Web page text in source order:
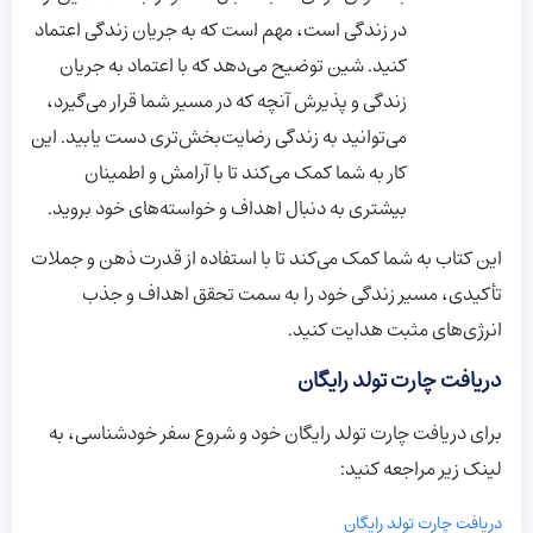
در زندگی است، مهم است که به جریان زندگی اعتماد
کنید. شین توضیح می‌دهد که با اعتماد به جریان
زندگی و پذیرش آنچه که در مسیر شما قرار می‌گیرد،
می‌توانید به زندگی رضایت‌بخش‌تری دست یابید. این
کار به شما کمک می‌کند تا با آرامش و اطمینان
بیشتری به دنبال اهداف و خواسته‌های خود بروید.
این کتاب به شما کمک می‌کند تا با استفاده از قدرت ذهن و جملات
تأکیدی، مسیر زندگی خود را به سمت تحقق اهداف و جذب
انرژی‌های مثبت هدایت کنید.
دریافت چارت تولد رایگان
برای دریافت چارت تولد رایگان خود و شروع سفر خودشناسی، به
لینک زیر مراجعه کنید:
دریافت چارت تولد رایگان